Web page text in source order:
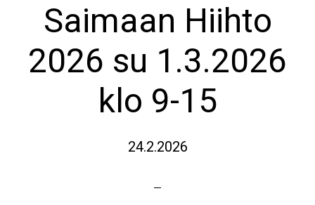
Suomen
paras
Saunafest
-
tapahtumaan?
Saimaan Hiihto
2026 su 1.3.2026
klo 9-15
24.2.2026